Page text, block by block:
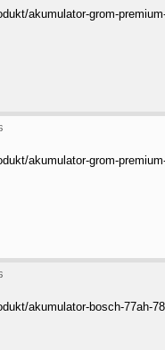
akumulator-grom-
akumulator-grom-
akumulator-bosch-77ah-